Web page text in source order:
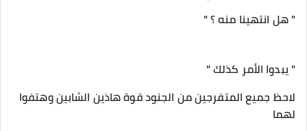
" هل انتهينا منه ؟ "
" يبدوا الأمر كذلك "
لاحظ جميع المتفرجين من الجنود قوة هاذين الشابين وهتفوا
لهما